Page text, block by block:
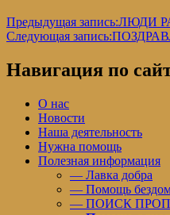
Предыдущая запись:ЛЮДИ
Следующая запись:
Навигация по
О нас
Новости
Наша деятельность
Нужна помощь
Полезная информация
— Лавка добра
— Помощь
— ПОИСК